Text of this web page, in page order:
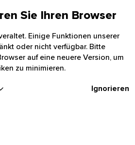
Sie Ihren Browser
Einige Funktionen unserer
oder nicht verfügbar. Bitte
auf eine neuere Version, um
zu minimieren.
Ignorieren